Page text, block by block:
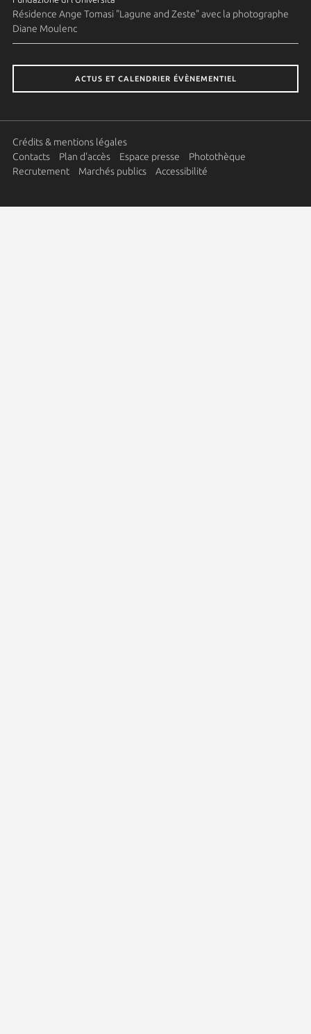
Résidence Ange Tomasi "Lagune and Zeste" avec la photographe
Diane Moulenc
ACTUS ET CALENDRIER ÉVÈNEMENTIEL
Crédits & mentions légales
Contacts
Plan d'accès Espace presse
Photothèque
Recrutement
Marchés publics Accessibilité